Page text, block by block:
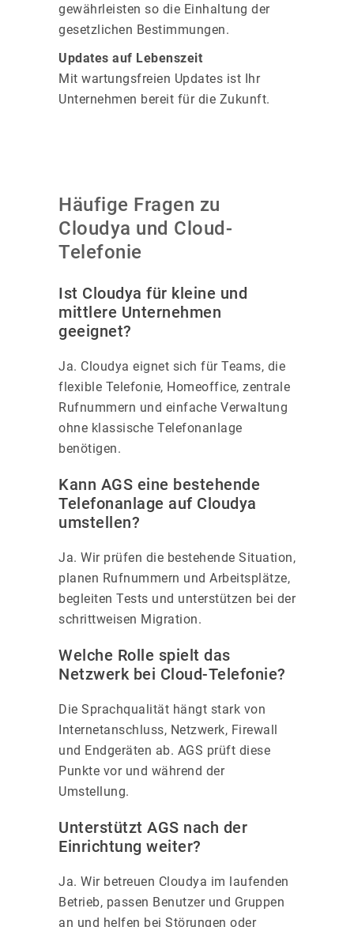
gewährleisten so die Einhaltung der
gesetzlichen Bestimmungen.
Updates auf Lebenszeit
Mit wartungsfreien Updates ist Ihr
Unternehmen bereit für die Zukunft.
Häufige Fragen zu
Cloudya und Cloud-
Telefonie
Ist Cloudya für kleine und
mittlere Unternehmen
geeignet?
Ja. Cloudya eignet sich für Teams, die
flexible Telefonie, Homeoffice, zentrale
Rufnummern und einfache Verwaltung
ohne klassische Telefonanlage
benötigen.
Kann AGS eine bestehende
Telefonanlage auf Cloudya
umstellen?
Ja. Wir prüfen die bestehende Situation,
planen Rufnummern und Arbeitsplätze,
begleiten Tests und unterstützen bei der
schrittweisen Migration.
Welche Rolle spielt das
Netzwerk bei Cloud-Telefonie?
Die Sprachqualität hängt stark von
Internetanschluss, Netzwerk, Firewall
und Endgeräten ab. AGS prüft diese
Punkte vor und während der
Umstellung.
Unterstützt AGS nach der
Einrichtung weiter?
Ja. Wir betreuen Cloudya im laufenden
Betrieb, passen Benutzer und Gruppen
an und helfen bei Störungen oder